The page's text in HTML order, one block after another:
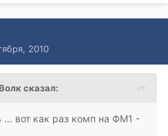
2010
сказал:
... вот как раз комп на ФМ1 -